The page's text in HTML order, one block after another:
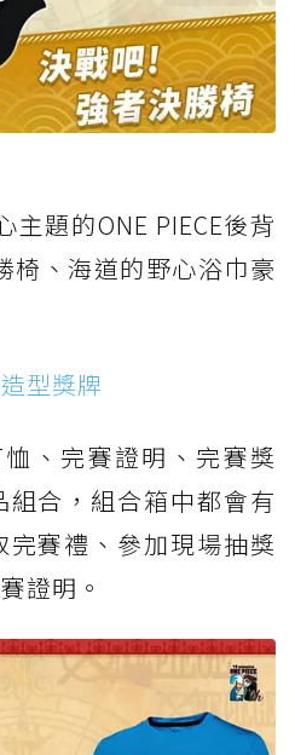
題的ONE PIECE後背
椅、海道的野心浴巾豪
型獎牌
、完賽證明、完賽獎
合，組合箱中都會有
完賽禮、參加現場抽獎
證明。